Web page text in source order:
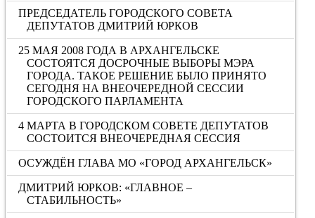
ПРЕДСЕДАТЕЛЬ ГОРОДСКОГО СОВЕТА
ДЕПУТАТОВ ДМИТРИЙ ЮРКОВ
25 МАЯ 2008 ГОДА В АРХАНГЕЛЬСКЕ
СОСТОЯТСЯ ДОСРОЧНЫЕ ВЫБОРЫ МЭРА
ГОРОДА. ТАКОЕ РЕШЕНИЕ БЫЛО ПРИНЯТО
СЕГОДНЯ НА ВНЕОЧЕРЕДНОЙ СЕССИИ
ГОРОДСКОГО ПАРЛАМЕНТА
4 МАРТА В ГОРОДСКОМ СОВЕТЕ ДЕПУТАТОВ
СОСТОИТСЯ ВНЕОЧЕРЕДНАЯ СЕССИЯ
ОСУЖДЁН ГЛАВА МО «ГОРОД АРХАНГЕЛЬСК»
ДМИТРИЙ ЮРКОВ: «ГЛАВНОЕ –
СТАБИЛЬНОСТЬ»